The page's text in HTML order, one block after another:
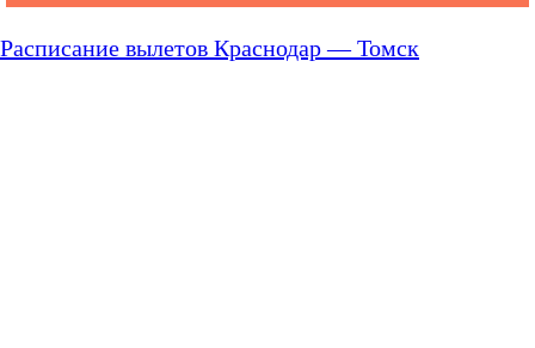
Расписание вылетов Краснодар — Томск